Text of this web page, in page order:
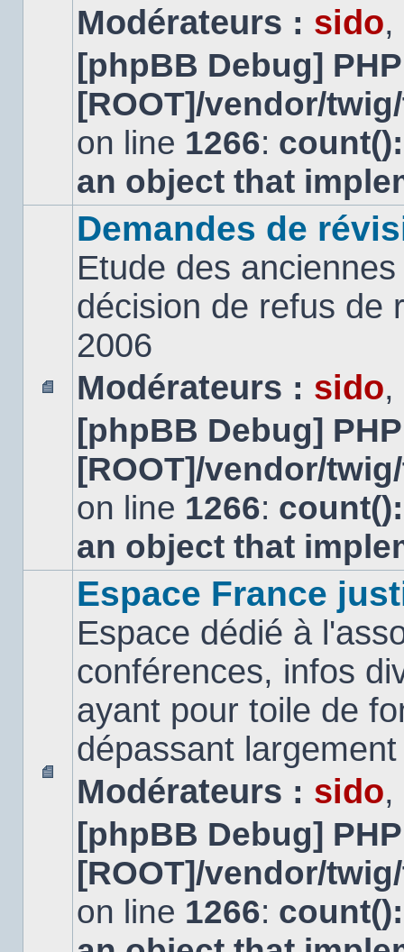
message
non
lu
Modérateurs : sido,
[phpBB Debug]
[ROOT]/vendor/
on line 1266:
an object that
message
lu
Demandes de
Etude des
décision de refus de
2006
Modérateurs : sido,
[phpBB Debug]
[ROOT]/vendor/
on line 1266:
an object that
Aucun
message
non
Espace France
Espace dédié à
conférences, infos
ayant pour toile de
dépassant
Modérateurs : sido,
[phpBB Debug]
[ROOT]/vendor/
on line 1266: